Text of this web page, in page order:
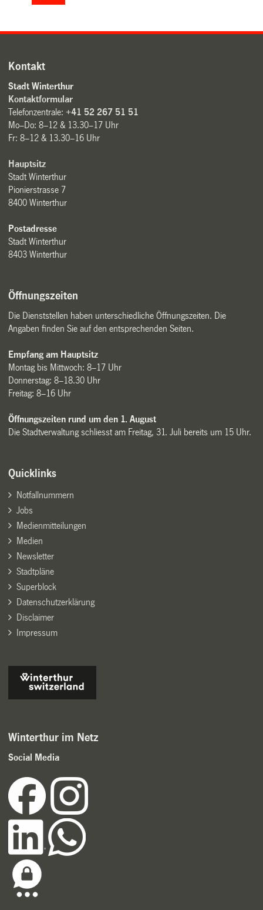
Kontakt
Stadt Winterthur
Kontaktformular
Telefonzentrale:+41 52 267 51 51
Mo–Do: 8–12 & 13.30–17 Uhr
Fr: 8–12 & 13.30–16 Uhr
Hauptsitz
Stadt Winterthur
Pionierstrasse 7
8400 Winterthur
Postadresse
Stadt Winterthur
8403 Winterthur
Öffnungszeiten
Die Dienststellen haben unterschiedliche Öffnungszeiten. Die
Angaben finden Sie auf den entsprechenden Seiten.
Empfang am Hauptsitz
Montag bis Mittwoch: 8–17 Uhr
Donnerstag: 8–18.30 Uhr
Freitag: 8–16 Uhr
Öffnungszeiten rund um den 1. August
Die Stadtverwaltung schliesst am Freitag, 31. Juli bereits um 15 Uhr.
Quicklinks
Notfallnummern
Jobs
Medienmitteilungen
Medien
Newsletter
Stadtpläne
Superblock
Datenschutzerklärung
Disclaimer
Impressum
Winterthur im Netz
Social Media